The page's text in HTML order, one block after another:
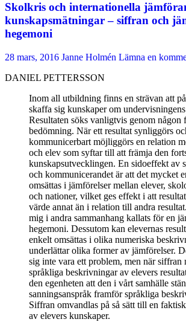
Skolkris och internationella
kunskapsmätningar – siffran och
hegemoni
28 mars, 2016 Janne Holmén Lämna en
DANIEL PETTERSSON
Inom all utbildning finns en strävan att
skaffa sig kunskaper om
Resultaten söks vanligtvis genom någon
bedömning. När ett resultat synliggörs
kommunicerbart möjliggörs en relation
och elev som syftar till att främja den
kunskapsutvecklingen. En sidoeffekt av
och kommunicerandet är att det mycket
omsättas i jämförelser mellan elever,
och nationer, vilket ges effekt i att
värde annat än i relation till andra
mig i andra sammanhang kallats för en
hegemoni. Dessutom kan elevernas
enkelt omsättas i olika numeriska
underlättar olika former av jämförelser.
sig inte vara ett problem, men när siffran
språkliga beskrivningar av elevers
den egenheten att den i vårt samhälle
sanningsanspråk framför språkliga
Siffran omvandlas på så sätt till en
av elevers kunskaper.